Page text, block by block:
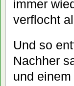
immer
verflocht
Und so
Nachher
und